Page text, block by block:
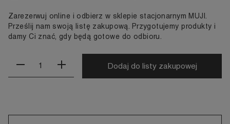
Zarezerwuj online i odbierz w sklepie stacjonarnym MUJI.
Prześlij nam swoją listę zakupową. Przygotujemy produkty i
damy Ci znać, gdy będą gotowe do odbioru.
Dodaj do listy zakupowej